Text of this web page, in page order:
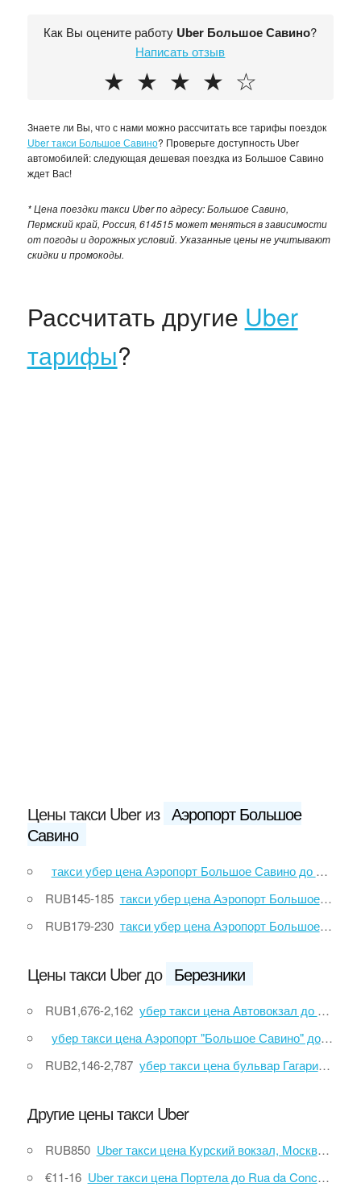
Как Вы оцените работу Uber Большое Савино?
Написать отзыв
☆
★
★
★
★
Знаете ли Вы, что с нами можно рассчитать все тарифы поездок
Uber такси Большое Савино? Проверьте доступность Uber
автомобилей: следующая дешевая поездка из Большое Савино
ждет Вас!
* Цена поездки такси Uber по адресу: Большое Савино,
Пермский край, Россия, 614515 может меняться в зависимости
от погоды и дорожных условий. Указанные цены не учитывают
скидки и промокоды.
Рассчитать другие Uber
тарифы?
Цены такси Uber из Аэропорт Большое
Савино
такси убер цена Аэропорт Большое Савино до Нытва
RUB145-185 такси убер цена Аэропорт Большое Савино до улица Сибирская, 1
RUB179-230 такси убер цена Аэропорт Большое Савино до улица Ширяиха, 25
Цены такси Uber до Березники
RUB1,676-2,162 убер такси цена Автовокзал до Березники
убер такси цена Аэропорт "Большое Савино" до Березники
RUB2,146-2,787 убер такси цена бульвар Гагарина до Березники
Другие цены такси Uber
RUB850 Uber такси цена Курский вокзал, Москва до Аэропорт Шереметьево (Терминал D)
€11-16 Uber такси цена Портела до Rua da Conceição da Glória